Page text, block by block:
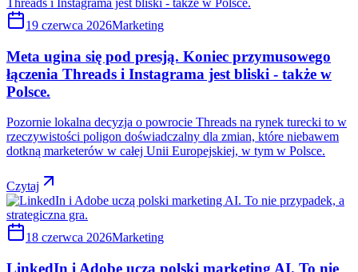
19 czerwca 2026Marketing
Meta ugina się pod presją. Koniec przymusowego
łączenia Threads i Instagrama jest bliski - także w
Polsce.
Pozornie lokalna decyzja o powrocie Threads na rynek turecki to w
rzeczywistości poligon doświadczalny dla zmian, które niebawem
dotkną marketerów w całej Unii Europejskiej, w tym w Polsce.
Czytaj
18 czerwca 2026Marketing
LinkedIn i Adobe uczą polski marketing AI. To nie